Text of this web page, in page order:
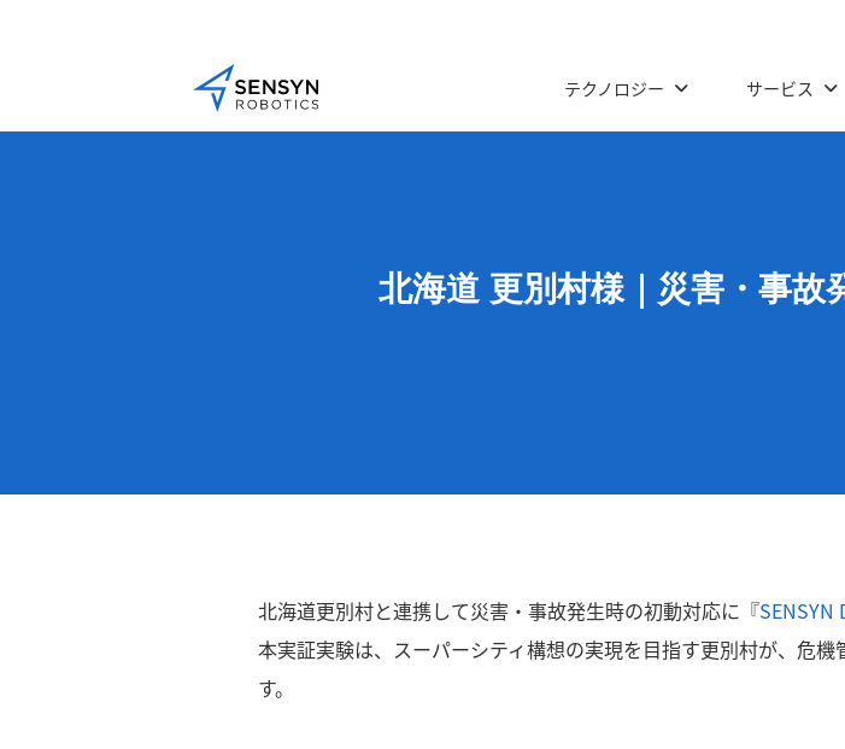
テクノロジー サービス
北海道 更別村様｜災害・事故
北海道更別村と連携して災害・事故発生時の初動対応に『
本実証実験は、スーパーシティ構想の実現を目指す更別村が、危
す。